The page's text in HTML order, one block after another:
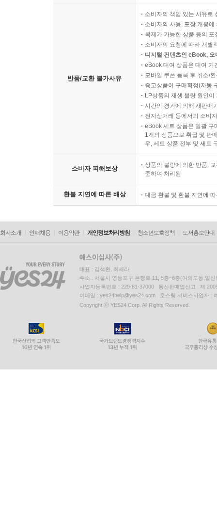
반품/교환 불가사유
소비자의 책임 있는 사유로
소비자의 사용, 포장 개봉
복제가 가능한 상품 등의
소비자의 요청에 따라 개별
디지털 컨텐츠인 eBook,
eBook 대여 상품은 대여 기
모바일 쿠폰 등록 후 취소/
중고상품이 구매확정(자동
LP상품의 재생 불량 원인
시간의 경과에 의해 재판매
전자상거래 등에서의 소비
eBook 세트 상품은 일괄 구
1개의 상품으로 취급 및 판
우, 세트 상품 전부 및 세트
소비자 피해보상
상품의 불량에 의한 반품,
준하여 처리됨
환불 지연에 따른 배상 대금 환불 및 환불 지연에
회사소개 인재채용 이용약관 개인정보처리방침 청소년보호정책 도서홍보안내
대표 : 김석환, 최세라
주소 : 서울시 영등포구 은행로 11, 5층~6층(여의도동,일신
사업자등록번호 : 229-81-37000 통신판매업신고 : 제
이메일 : yes24help@yes24.com 호스팅 서비스사업자 :
Copyright ⓒ YES24 Corp. All Rights Reserved.